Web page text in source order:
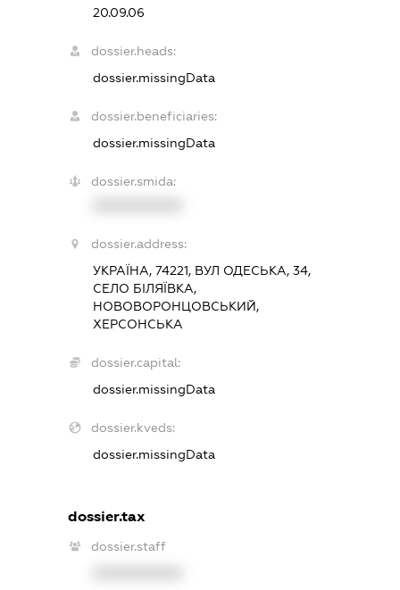
20.09.06
dossier.heads:
dossier.missingData
dossier.beneficiaries:
dossier.missingData
dossier.smida:
dossier.address:
УКРАЇНА, 74221, ВУЛ ОДЕСЬКА, 34,
СЕЛО БІЛЯЇВКА,
НОВОВОРОНЦОВСЬКИЙ,
ХЕРСОНСЬКА
dossier.capital:
dossier.missingData
dossier.kveds:
dossier.missingData
dossier.tax
dossier.staff